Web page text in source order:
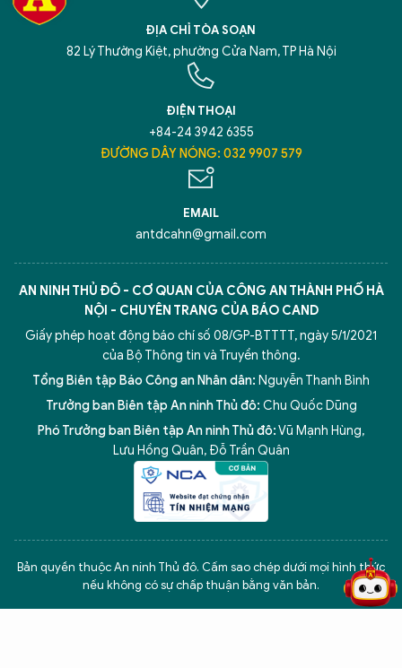
ĐỊA CHỈ TÒA SOẠN
82 Lý Thường Kiệt, phường Cửa Nam, TP Hà Nội
ĐIỆN THOẠI
+84-24 3942 6355
ĐƯỜNG DÂY NÓNG: 032 9907 579
EMAIL
antdcahn@gmail.com
AN NINH THỦ ĐÔ - CƠ QUAN CỦA CÔNG AN THÀNH PHỐ HÀ
NỘI - CHUYÊN TRANG CỦA BÁO CAND
Giấy phép hoạt động báo chí số 08/GP-BTTTT, ngày 5/1/2021
của Bộ Thông tin và Truyền thông.
Tổng Biên tập Báo Công an Nhân dân: Nguyễn Thanh Bình
Trưởng ban Biên tập An ninh Thủ đô: Chu Quốc Dũng
Phó Trưởng ban Biên tập An ninh Thủ đô:Vũ Mạnh Hùng,
Lưu Hồng Quân, Đỗ Trần Quân
Bản quyền thuộc An ninh Thủ đô. Cấm sao chép dưới mọi hình thức
nếu không có sự chấp thuận bằng văn bản.
5 điểm nghẽn của Hà Nội giải pháp xử lý điểm nghẽn của